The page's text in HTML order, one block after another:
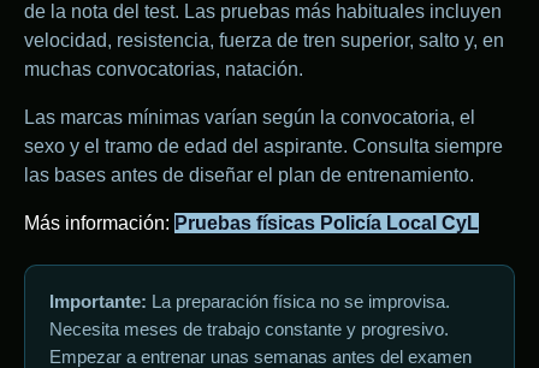
de la nota del test. Las pruebas más habituales incluyen
velocidad, resistencia, fuerza de tren superior, salto y, en
muchas convocatorias, natación.
Las marcas mínimas varían según la convocatoria, el
sexo y el tramo de edad del aspirante. Consulta siempre
las bases antes de diseñar el plan de entrenamiento.
Más información: Pruebas físicas Policía Local CyL
Importante: La preparación física no se improvisa.
Necesita meses de trabajo constante y progresivo.
Empezar a entrenar unas semanas antes del examen